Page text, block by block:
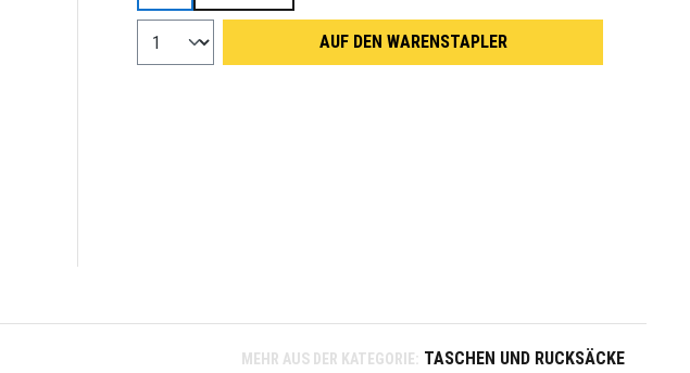
AUF DEN WARENSTAPLER
MEHR AUS DER KATEGORIE: TASCHEN UND RUCKSÄCKE